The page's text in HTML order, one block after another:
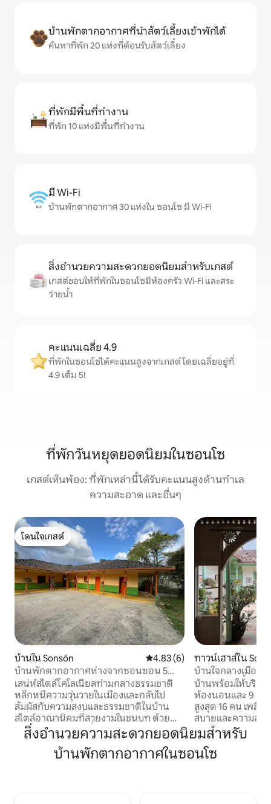
บ้านพักตากอากาศที่นำสัตว์เลี้ยงเข้าพักได้
ค้นหาที่พัก 20 แห่งที่ต้อนรับสัตว์เลี้ยง
ที่พักมีพื้นที่ทำงาน
ที่พัก 10 แห่งมีพื้นที่ทำงาน
มี Wi-Fi
บ้านพักตากอากาศ 30 แห่งใน ซอนโซ มี Wi-Fi
สิ่งอำนวยความสะดวกยอดนิยมสำหรับเกสต์
เกสต์ชอบให้ที่พักในซอนโซมีห้องครัว Wi-Fi และสระ
ว่ายน้ำ
คะแนนเฉลี่ย 4.9
ที่พักในซอนโซได้คะแนนสูงจากเกสต์ โดยเฉลี่ยอยู่ที่
4.9 เต็ม 5!
ที่พักวันหยุดยอดนิยมในซอนโซ
เกสต์เห็นพ้อง: ที่พักเหล่านี้ได้รับคะแนนสูงด้านทำเล
ความสะอาด และอื่นๆ
โดนใจเกสต์
โดนใจเกสต์
บ้านใน Sonsón คะแนนเฉลี่ย 4.83 จาก 5, 6 รีวิว
4.83 (6)
บ้านพักตากอากาศห่างจากซอนซอน 5
นาที
เสน่ห์สไตล์โคโลเนียลท่ามกลางธรรมชาติ
หลีกหนีความวุ่นวายในเมืองและกลับไป
สัมผัสกับความสงบและธรรมชาติในบ้าน
สไตล์อาณานิคมที่สวยงามในชนบท ด้วย
การตกแต่งภายในที่กว้างขวางและ
บรรยากาศที่อบอุ่นและเรียบง่าย เป็นสถาน
ที่พักผ่อนที่สมบูรณ์แบบสำหรับการพักผ่อน
ทาวน์เฮาส์ใน
บ้านใจกลางเมือง
กลุ่ม (16 คนขึ้นไป)
บ้านพร้อมให้บริกา
ห้องนอนและ 9 เตียง เหมาะสำหรับผู้เ
สูงสุด 16 คน เพลิดเพลินกับความสะดวก
สบายและความอ
ใหญ่สำหรับครอบค
ตั้งอยู่ห่างจากสว
ซอนเพียงสามนาที
สิ่งอำนวยความสะดวกยอดนิยมสำหรับ
บ้านพักตากอากาศในซอนโซ